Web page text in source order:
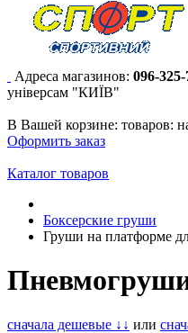
Адреса магазинов: 096-
універсам "КИЇВ"
В Вашей корзине: товаров:
Оформить заказ
Каталог товаров
Боксерские груши
Груши на платформе
сначала дешевые ↓↓ или